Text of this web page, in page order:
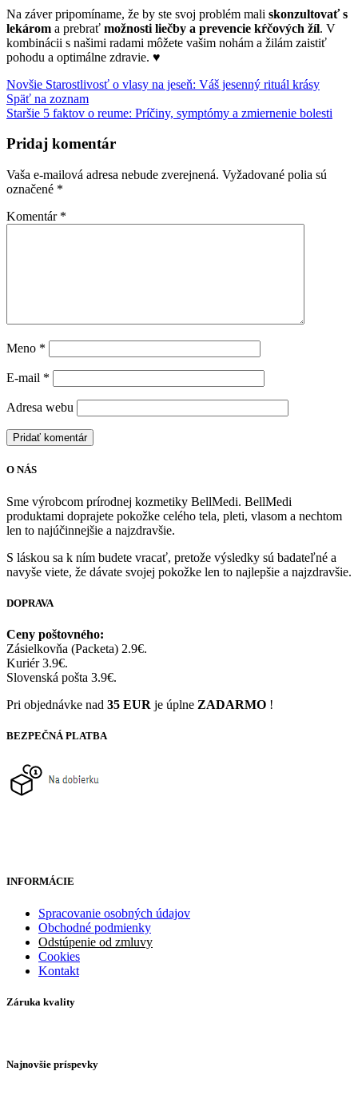
Na záver pripomíname, že by ste svoj problém mali skonzultovať s
lekárom a prebrať možnosti liečby a prevencie kŕčových žíl. V
kombinácii s našimi radami môžete vašim nohám a žilám zaistiť
pohodu a optimálne zdravie. ♥️
Novšie Starostlivosť o vlasy na jeseň: Váš jesenný rituál krásy
Späť na zoznam
Staršie 5 faktov o reume: Príčiny, symptómy a zmiernenie bolesti
Pridaj komentár
Vaša e-mailová adresa nebude zverejnená. Vyžadované polia sú
označené *
Komentár *
Meno *
E-mail *
Adresa webu
O NÁS
Sme výrobcom prírodnej kozmetiky BellMedi. BellMedi
produktami doprajete pokožke celého tela, pleti, vlasom a nechtom
len to najúčinnejšie a najzdravšie.
S láskou sa k ním budete vracať, pretože výsledky sú badateľné a
navyše viete, že dávate svojej pokožke len to najlepšie a najzdravšie.
DOPRAVA
Ceny poštovného:
Zásielkovňa (Packeta) 2.9€.
Kuriér 3.9€.
Slovenská pošta 3.9€.
Pri objednávke nad 35 EUR je úplne ZADARMO !
BEZPEČNÁ PLATBA
INFORMÁCIE
Spracovanie osobných údajov
Obchodné podmienky
Odstúpenie od zmluvy
Cookies
Kontakt
Záruka kvality
Najnovšie príspevky